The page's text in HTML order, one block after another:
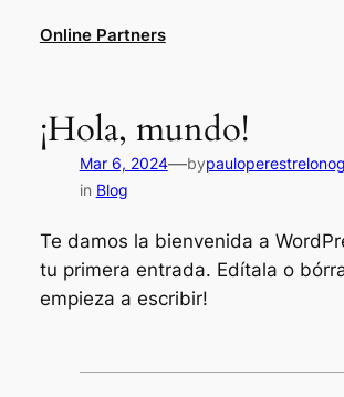
Online Partners
¡Hola, mundo!
Mar 6, 2024—by
in Blog
Te damos la bienvenida a
tu primera entrada. Edítala o
empieza a escribir!